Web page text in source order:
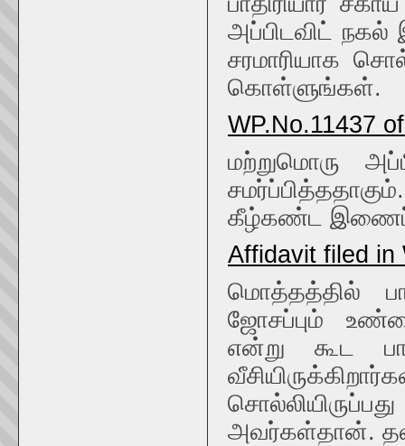
அப்பிடவிட்
சரமாரியாக
கொள்ளுங்கள்.
WP.No.11437
மற்றுமொரு
கீழ்கண்ட
Affidavit filed in
மொத்தத்தில்
ஜோசப்பும்
என்று கூட
அவர்கள்தான்.